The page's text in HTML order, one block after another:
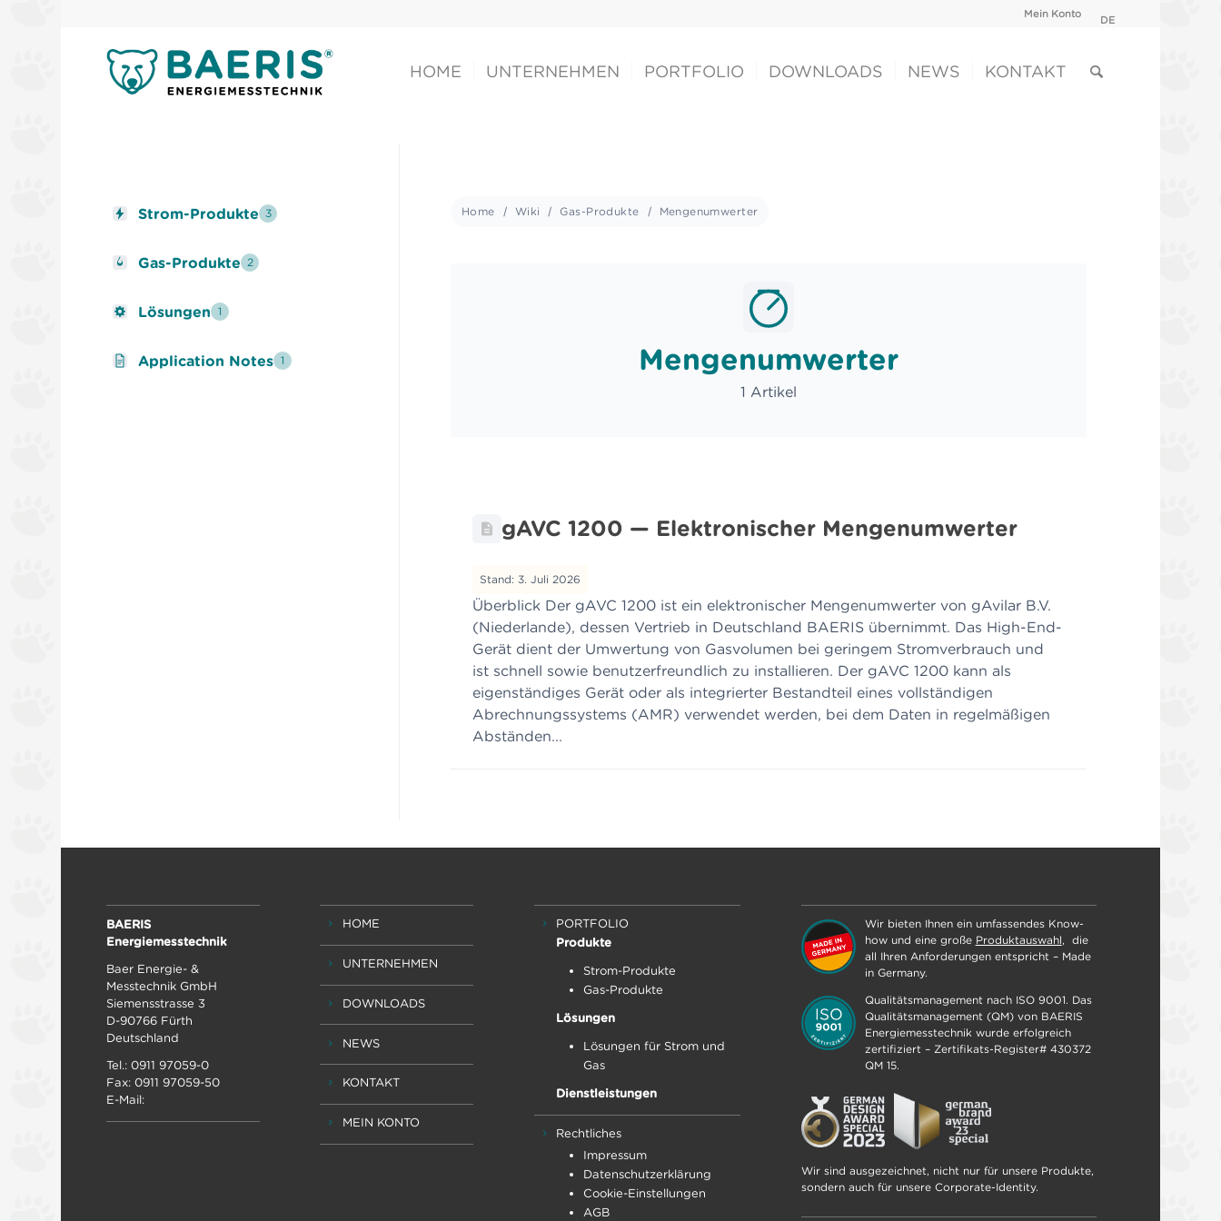
Mein Konto DE
HOME UNTERNEHMEN PORTFOLIO DOWNLOADS NEWS KONTAKT
Strom-Produkte 3
Gas-Produkte 2
Lösungen 1
Application Notes 1
Home Wiki Gas-Produkte Mengenumwerter
Mengenumwerter
1 Artikel
gAVC 1200 — Elektronischer Mengenumwerter
Stand: 3. Juli 2026
Überblick Der gAVC 1200 ist ein elektronischer Mengenumwerter von gAvilar B.V.
(Niederlande), dessen Vertrieb in Deutschland BAERIS übernimmt. Das High-End-
Gerät dient der Umwertung von Gasvolumen bei geringem Stromverbrauch und
ist schnell sowie benutzerfreundlich zu installieren. Der gAVC 1200 kann als
eigenständiges Gerät oder als integrierter Bestandteil eines vollständigen
Abrechnungssystems (AMR) verwendet werden, bei dem Daten in regelmäßigen
Abständen...
BAERIS
Energiemesstechnik
Baer Energie- &
Messtechnik GmbH
Siemensstrasse 3
D-90766 Fürth
Deutschland
Tel.: 0911 97059-0
Fax: 0911 97059-50
E-Mail:
HOME
UNTERNEHMEN
DOWNLOADS
NEWS
KONTAKT
MEIN KONTO
PORTFOLIO
Produkte
Strom-Produkte
Gas-Produkte
Lösungen
Lösungen für Strom und
Gas
Dienstleistungen
Rechtliches
Impressum
Datenschutz­erklärung
Cookie-Einstellungen
AGB
Wir bieten Ihnen ein umfassendes Know-
how und eine große Produktauswahl, die
all Ihren Anforderungen entspricht – Made
in Germany.
Qualitätsmanagement nach ISO 9001. Das
Qualitätsmanagement (QM) von BAERIS
Energiemesstechnik wurde erfolgreich
zertifiziert – Zertifikats-Register# 430372
QM 15.
Wir sind ausgezeichnet, nicht nur für unsere Produkte,
sondern auch für unsere Corporate-Identity.